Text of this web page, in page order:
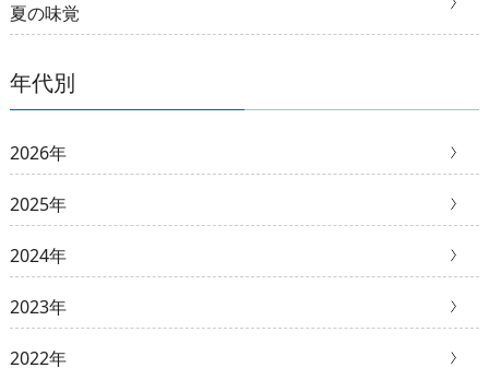
夏の味覚
年代別
2026年
2025年
2024年
2023年
2022年